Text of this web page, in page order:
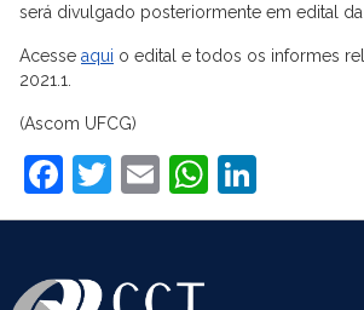
será divulgado posteriormente em edital da
Acesse aqui o edital e todos os informes
2021.1.
(Ascom UFCG)
Facebook
Twitter
Email